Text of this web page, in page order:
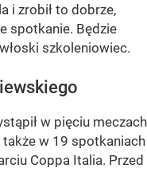
i zrobił to dobrze,
spotkanie. Będzie
szkoleniowiec.
w pięciu meczach
także w 19 spotkaniach
Coppa Italia. Przed